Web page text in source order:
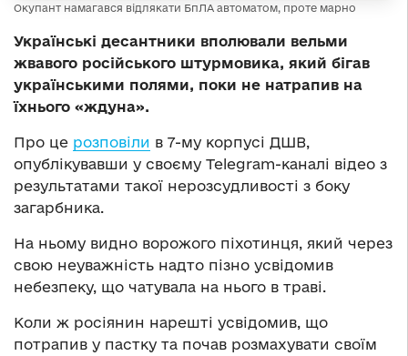
Окупант намагався відлякати БпЛА автоматом, проте марно
Українські десантники вполювали вельми
жвавого російського штурмовика, який бігав
українськими полями, поки не натрапив на
їхнього «ждуна».
Про це розповіли в 7-му корпусі ДШВ,
опублікувавши у своєму Telegram-каналі відео з
результатами такої нерозсудливості з боку
загарбника.
На ньому видно ворожого піхотинця, який через
свою неуважність надто пізно усвідомив
небезпеку, що чатувала на нього в траві.
Коли ж росіянин нарешті усвідомив, що
потрапив у пастку та почав розмахувати своїм